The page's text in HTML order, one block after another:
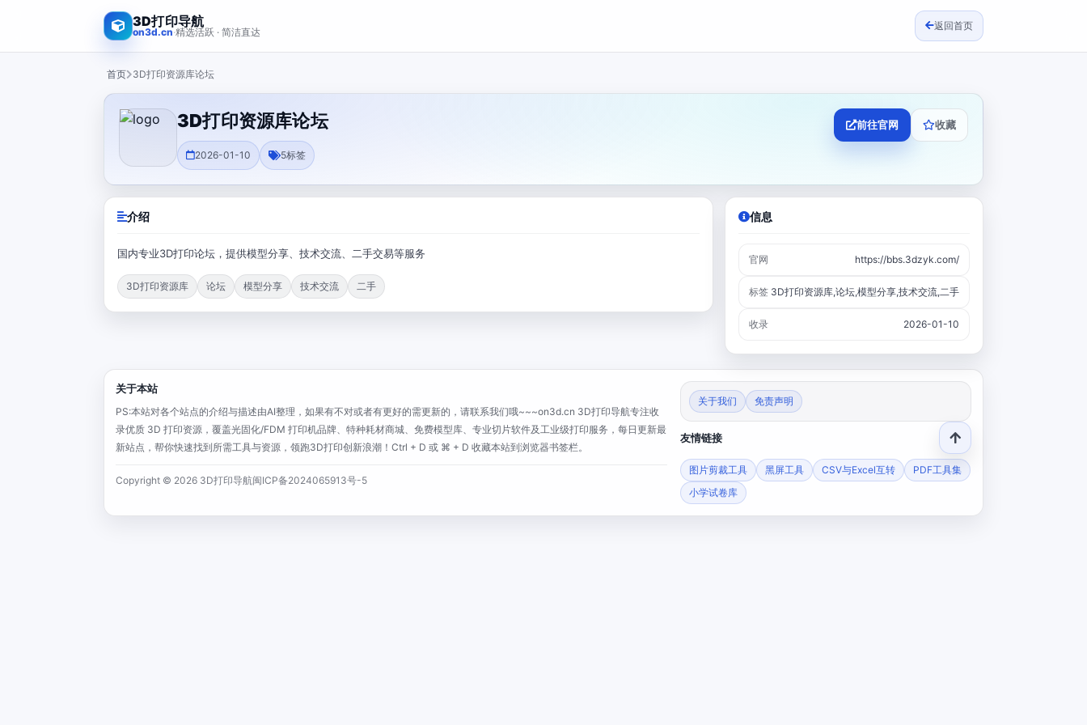
3D打印导航
on3d.cn·精选活跃 · 简洁直达
返回首页
首页 3D打印资源库论坛
3D打印资源库论坛
2026-01-10 5标签
前往官网 收藏
介绍
国内专业3D打印论坛，提供模型分享、技术交流、二手交易等服务
3D打印资源库 论坛 模型分享 技术交流 二手
信息
官网 https://bbs.3dzyk.com/
标签 3D打印资源库,论坛,模型分享,技术交流,二手
收录 2026-01-10
关于本站
PS:本站对各个站点的介绍与描述由AI整理，如果有不对或者有更好的需更新的，请联系我们哦~~~on3d.cn 3D打印导航专注收
录优质 3D 打印资源，覆盖光固化/FDM 打印机品牌、特种耗材商城、免费模型库、专业切片软件及工业级打印服务，每日更新最
新站点，帮你快速找到所需工具与资源，领跑3D打印创新浪潮！Ctrl + D 或 ⌘ + D 收藏本站到浏览器书签栏。
Copyright © 2026 3D打印导航闽ICP备2024065913号-5
关于我们 免责声明
友情链接
图片剪裁工具 黑屏工具 CSV与Excel互转
PDF工具集
小学试卷库